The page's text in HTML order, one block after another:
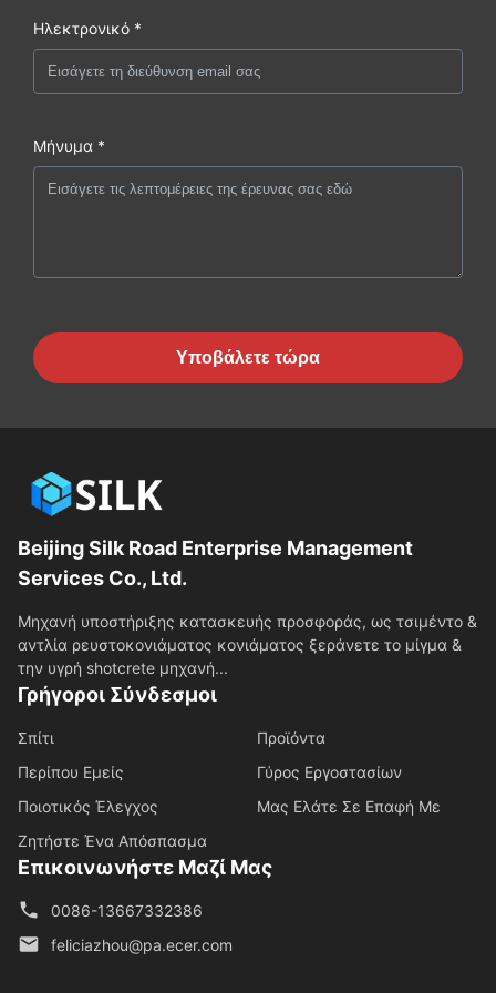
Ηλεκτρονικό *
Μήνυμα *
Υποβάλετε τώρα
Beijing Silk Road Enterprise Management
Services Co., Ltd.
Μηχανή υποστήριξης κατασκευής προσφοράς, ως τσιμέντο &
αντλία ρευστοκονιάματος κονιάματος ξεράνετε το μίγμα &
την υγρή shotcrete μηχανή...
Γρήγοροι Σύνδεσμοι
Σπίτι
Προϊόντα
Περίπου Εμείς
Γύρος Εργοστασίων
Ποιοτικός Έλεγχος
Μας Ελάτε Σε Επαφή Με
Ζητήστε Ένα Απόσπασμα
Επικοινωνήστε Μαζί Μας
0086-13667332386
feliciazhou@pa.ecer.com